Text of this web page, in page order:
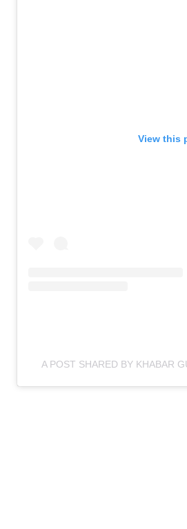
View this
A POST SHARED BY KHABAR